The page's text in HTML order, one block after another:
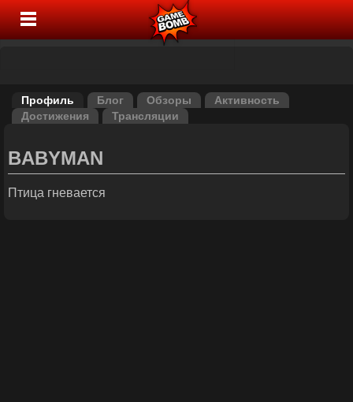
Профиль Блог Обзоры
Активность
Достижения
Трансляции
BABYMAN
Птица гневается